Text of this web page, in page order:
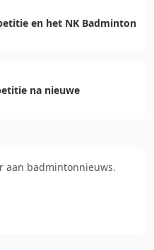
en het NK Badminton
na nieuwe
aan badmintonnieuws.